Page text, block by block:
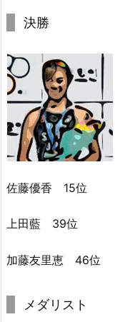
決勝
佐藤優香 15位
上田藍 39位
加藤友里恵 46位
メダリスト